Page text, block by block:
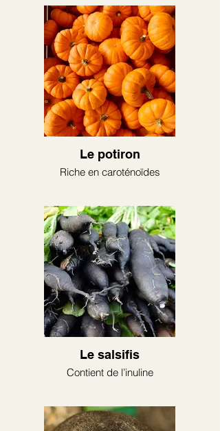
Le potiron
Riche en caroténoïdes
Le salsifis
Contient de l’inuline